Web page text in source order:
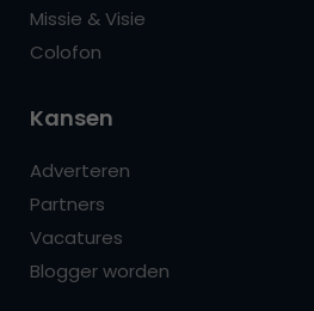
Missie & Visie
Colofon
Kansen
Adverteren
Partners
Vacatures
Blogger worden